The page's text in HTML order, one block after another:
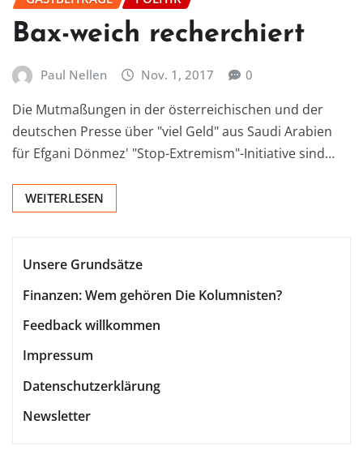
Bax-weich recherchiert
Paul Nellen Nov. 1, 2017 0
Die Mutmaßungen in der österreichischen und der
deutschen Presse über "viel Geld" aus Saudi Arabien
für Efgani Dönmez' "Stop-Extremism"-Initiative sind…
WEITERLESEN
Unsere Grundsätze
Finanzen: Wem gehören Die Kolumnisten?
Feedback willkommen
Impressum
Datenschutzerklärung
Newsletter